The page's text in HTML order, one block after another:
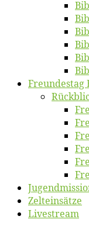
Freun­des­tag
Zelt­ein­sät­ze
Live­stream